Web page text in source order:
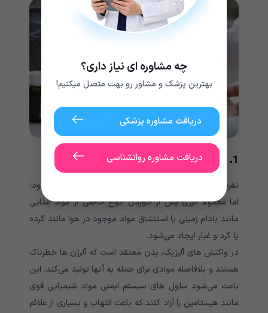
1. آلرژی
تقریباً هر ماده ای می‌‌‌‌‌‌‌‌‌‌‌‌‌تواند باعث ایجاد آلرژی (یک آلرژن) شود؛
اما معمولاً آلرژی پس از خوردن انواع خاصی از مواد غذایی
مانند بادام زمینی یا استنشاق مواد موجود در هوا مانند گرده
یا گرد و غبار ایجاد می‌‌‌‌‌‌‌‌‌‌‌‌‌شود.
در واکنش های آلرژیک، بدن معتقد است که آلرژن ها خطرناک
هستند و بلافاصله موادی برای حمله به آنها تولید می‌‌‌‌‌‌‌‌‌‌‌‌‌کند. این
باعث می‌‌‌‌‌‌‌‌‌‌‌‌‌شود سلول های سیستم ایمنی مواد شیمیایی قوی
مانند هیستامین را آزاد کنند که باعث التهاب و بسیاری از علائم
چه مشاوره ای نیاز داری؟
بهترین پزشک و مشاور رو بهت متصل میکنیم!
دریافت مشاوره پزشکی
دریافت مشاوره روانشناسی